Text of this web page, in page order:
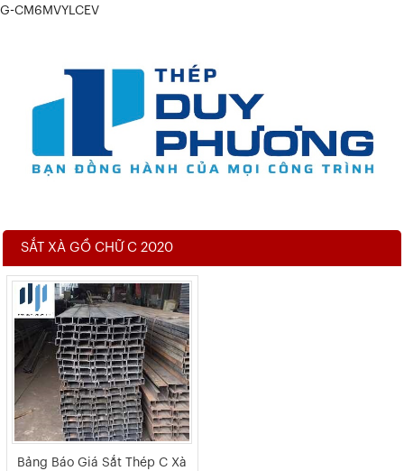
G-CM6MVYLCEV
SẮT XÀ GỒ CHỮ C 2020
Bảng Báo Giá Sắt Thép C Xà